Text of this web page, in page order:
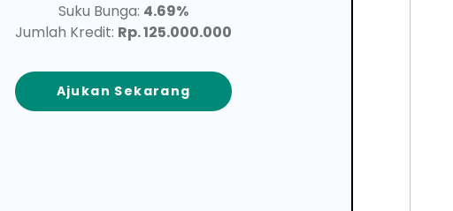
Suku Bunga: 4.69%
Jumlah Kredit: Rp. 125.000.000
Ajukan Sekarang